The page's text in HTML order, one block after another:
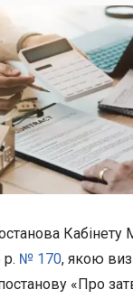
Кабінету
№ 170, якою
постанову «Про